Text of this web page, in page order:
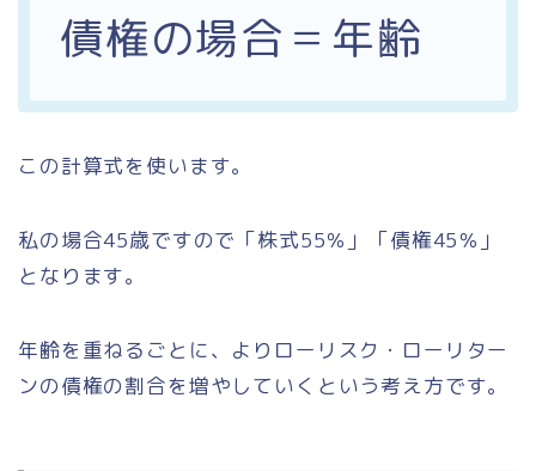
債権の場合＝年齢
この計算式を使います。
私の場合45歳ですので「株式55％」「債権45％」
となります。
年齢を重ねるごとに、よりローリスク・ローリター
ンの債権の割合を増やしていくという考え方です。